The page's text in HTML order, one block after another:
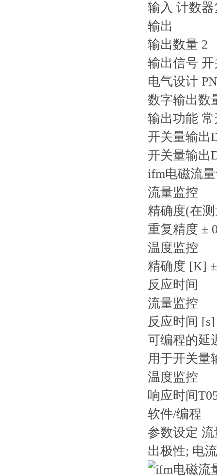
输入 计数
输出
输出数量 2
输出信号
电气设计
数字输出数
输出功能
开关量输出
开关量输出
ifm电磁流
流量监控
精确度(在
重复精度 ±
温度监控
精确度 [K]
反应时间
流量监控
反应时间
可编程的延
用于开关量
温度监控
响应时间
软件/编程
参数设定
出极性; 电